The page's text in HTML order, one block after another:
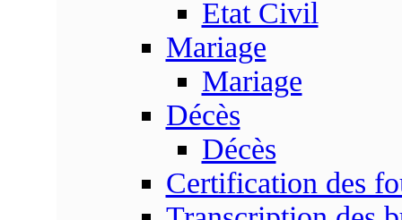
Etat Civil
Mariage
Mariage
Décès
Décès
Certification des